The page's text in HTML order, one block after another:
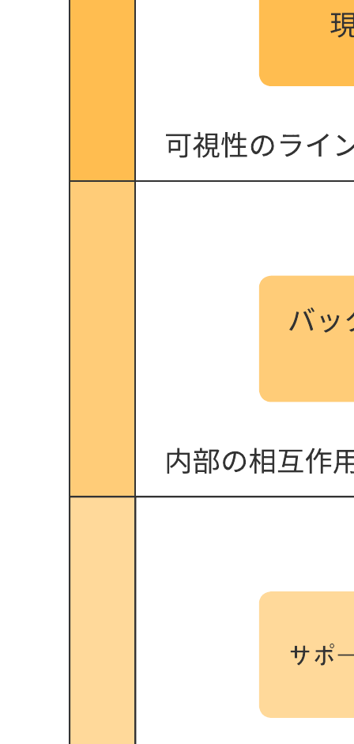
現在のプロセスの非効率性や弱みを見出す。
理想の (将来的な) プロセスを図式化し、カスタマーエ